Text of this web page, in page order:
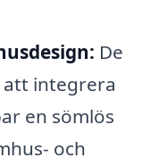
De
att integrera
en sömlös
och